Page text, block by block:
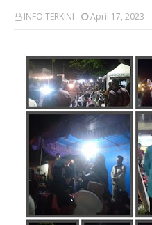
INFO TERKINI April 17, 2023